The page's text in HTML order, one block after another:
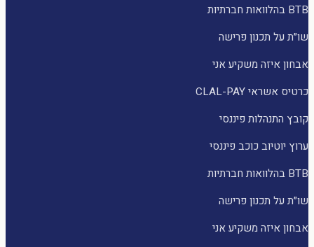
BTB בהלוואות חברתיות
שו״ת על תכנון פרישה
אבחון איזה משקיע אני
כרטיס אשראי CLAL-PAY
קובץ התנהלות פיננסי
ערוץ יוטיוב כוכב פיננסי
BTB בהלוואות חברתיות
שו״ת על תכנון פרישה
אבחון איזה משקיע אני